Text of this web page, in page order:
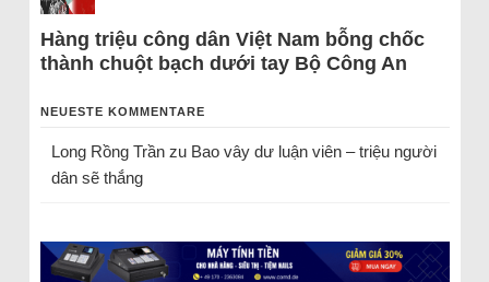
Hàng triệu công dân Việt Nam bỗng chốc
thành chuột bạch dưới tay Bộ Công An
NEUESTE KOMMENTARE
Long Rồng Trầnzu Bao vây dư luận viên – triệu người
dân sẽ thắng